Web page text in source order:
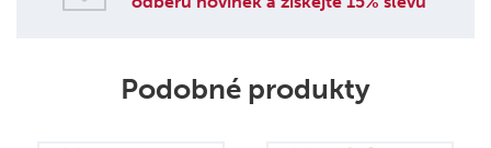
Podobné produkty